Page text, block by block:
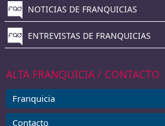
NOTICIAS DE FRANQUICIAS
ENTREVISTAS DE FRANQUICIAS
ALTA FRANQUICIA / CONTACTO